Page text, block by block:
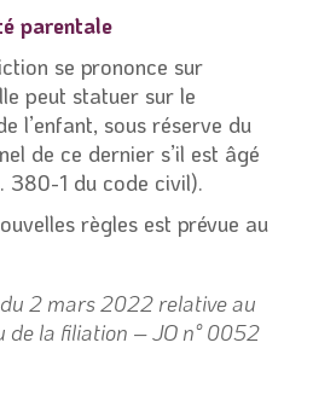
parentale
se prononce sur
peut statuer sur le
l’enfant, sous réserve du
de ce dernier s’il est âgé
380-1 du code civil).
règles est prévue au
2 mars 2022 relative au
de la filiation – JO n° 0052